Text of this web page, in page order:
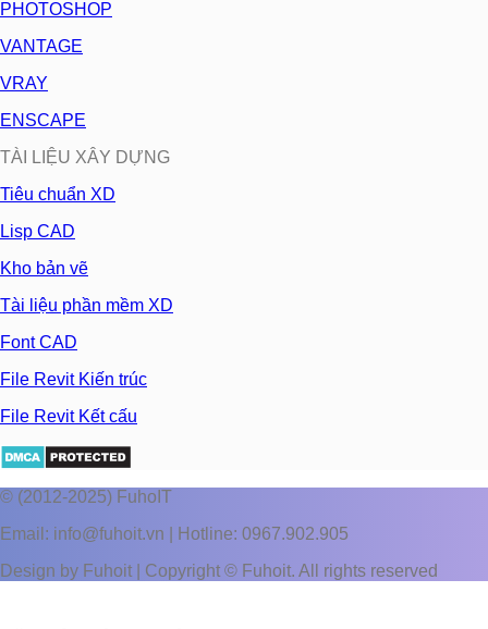
PHOTOSHOP
VANTAGE
VRAY
ENSCAPE
TÀI LIỆU XÂY DỰNG
Tiêu chuẩn XD
Lisp CAD
Kho bản vẽ
Tài liệu phần mềm XD
Font CAD
File Revit Kiến trúc
File Revit Kết cấu
© (2012-2025) FuhoIT
Email: info@fuhoit.vn | Hotline: 0967.902.905
Design by Fuhoit | Copyright © Fuhoit. All rights reserved